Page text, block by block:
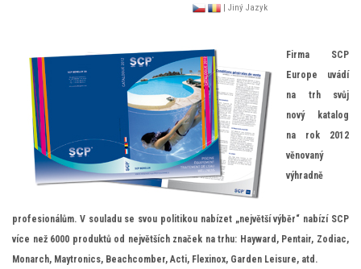
| Jiný Jazyk
Firma SCP
Europe uvádí
na trh svůj
nový katalog
na rok 2012
věnovaný
výhradně
profesionálům. V souladu se svou politikou nabízet „největší výběr“ nabízí SCP
více než 6000 produktů od největších značek na trhu: Hayward, Pentair, Zodiac,
Monarch, Maytronics, Beachcomber, Acti, Flexinox, Garden Leisure, atd.